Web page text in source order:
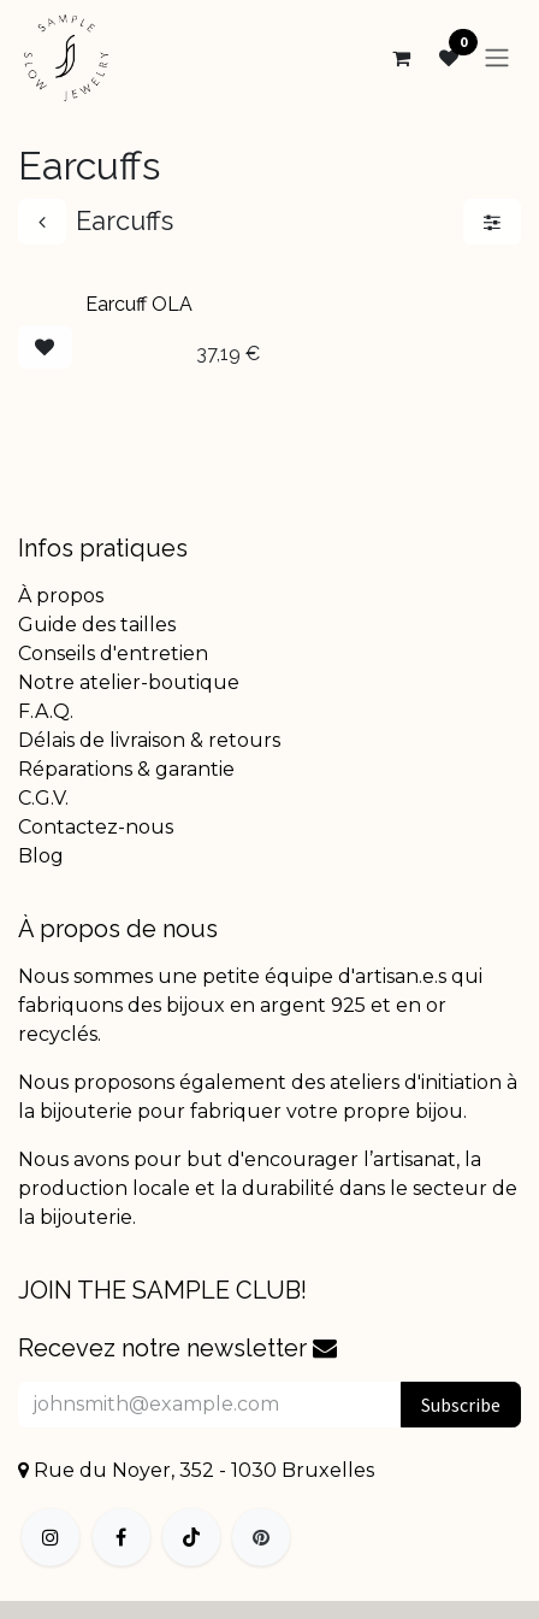
Se rendre au contenu
0
Earcuffs
Earcuffs
Earcuff OLA
37,19 €
Infos pratiques
À propos
Guide des tailles
Conseils d'entretien
Notre atelier-boutique
F.A.Q.
Délais de livraison & retours
Réparations & garantie
C.G.V.
Contactez-nous
Blog
À propos de nous
Nous sommes une petite équipe d'artisan.e.s qui
fabriquons des bijoux en argent 925 et en or
recyclés.
Nous proposons également des ateliers d'initiation à
la bijouterie pour fabriquer votre propre bijou.
Nous avons pour but d'encourager l’artisanat, la
production locale et la durabilité dans le secteur de
la bijouterie.
JOIN THE SAMPLE CLUB!
Recevez notre newsletter
Subscribe
Rue du Noyer, 352 - 1030 Bruxelles